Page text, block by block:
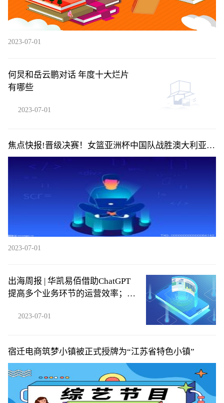
2023-07-01
何炅和岳云鹏对话 年度十大烂片
有哪些
2023-07-01
焦点快报!晋级决赛！女篮亚洲杯中国队战胜澳大利亚
队，明日将对阵日本
2023-07-01
出海周报 | 华凯易佰借助ChatGPT
提高多个业务环节的运营效率；
2023-07-01
宿迁电商筑梦小镇被正式授牌为“江苏省特色小镇”